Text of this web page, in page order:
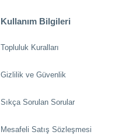
Kullanım Bilgileri
Topluluk Kuralları
Gizlilik ve Güvenlik
Sıkça Sorulan Sorular
Mesafeli Satış Sözleşmesi